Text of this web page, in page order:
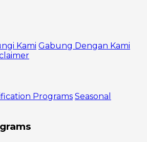
Kami Gabung Dengan Kami
Programs Seasonal